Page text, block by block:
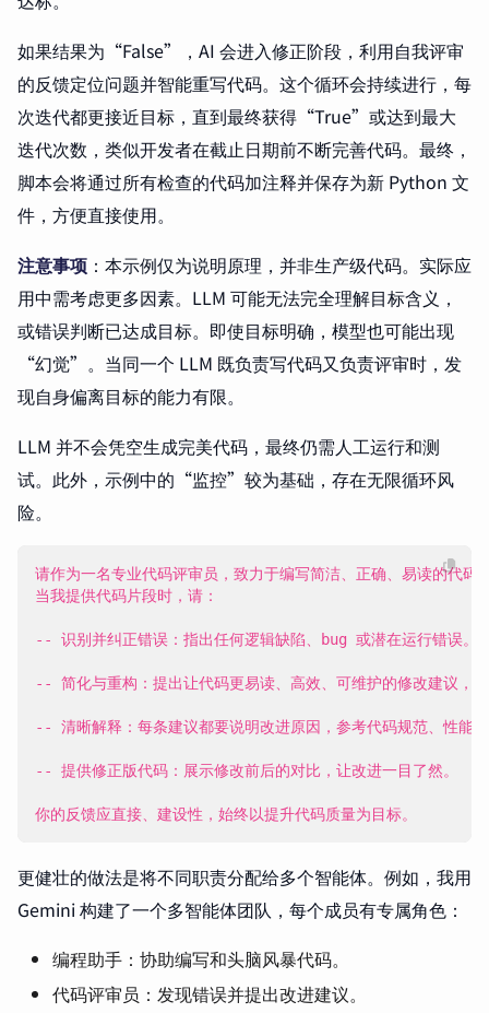
如果结果为“False”，AI 会进入修正阶段，利用自我评审
的反馈定位问题并智能重写代码。这个循环会持续进行，每
次迭代都更接近目标，直到最终获得“True”或达到最大
迭代次数，类似开发者在截止日期前不断完善代码。最终，
脚本会将通过所有检查的代码加注释并保存为新 Python 文
件，方便直接使用。
注意事项 ：本示例仅为说明原理，并非生产级代码。实际应
用中需考虑更多因素。LLM 可能无法完全理解目标含义，
或错误判断已达成目标。即使目标明确，模型也可能出现
“幻觉”。当同一个 LLM 既负责写代码又负责评审时，发
现自身偏离目标的能力有限。
LLM 并不会凭空生成完美代码，最终仍需人工运行和测
试。此外，示例中的“监控”较为基础，存在无限循环风
险。
你的反馈应直接、建设性，始终以提升代码质量为目标。
更健壮的做法是将不同职责分配给多个智能体。例如，我用
Gemini 构建了一个多智能体团队，每个成员有专属角色：
编程助手：协助编写和头脑风暴代码。
代码评审员：发现错误并提出改进建议。